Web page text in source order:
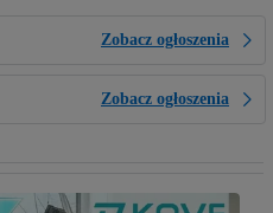
Zobacz ogłoszenia
Zobacz ogłoszenia